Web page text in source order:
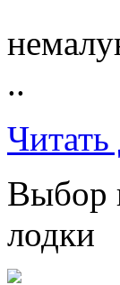
..
Читать
Выбор
лодки